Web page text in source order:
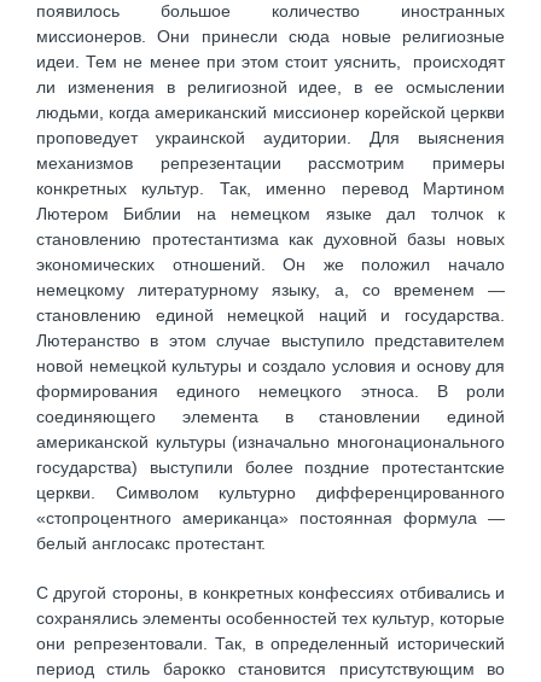
появилось большое количество иностранных
миссионеров. Они принесли сюда новые религиозные
идеи. Тем не менее при этом стоит уяснить, происходят
ли изменения в религиозной идее, в ее осмыслении
людьми, когда американский миссионер корейской церкви
проповедует украинской аудитории. Для выяснения
механизмов репрезентации рассмотрим примеры
конкретных культур. Так, именно перевод Мартином
Лютером Библии на немецком языке дал толчок к
становлению протестантизма как духовной базы новых
экономических отношений. Он же положил начало
немецкому литературному языку, а, со временем —
становлению единой немецкой наций и государства.
Лютеранство в этом случае выступило представителем
новой немецкой культуры и создало условия и основу для
формирования единого немецкого этноса. В роли
соединяющего элемента в становлении единой
американской культуры (изначально многонационального
государства) выступили более поздние протестантские
церкви. Символом культурно дифференцированного
«стопроцентного американца» постоянная формула —
белый англосакс протестант.
С другой стороны, в конкретных конфессиях отбивались и
сохранялись элементы особенностей тех культур, которые
они репрезентовали. Так, в определенный исторический
период стиль барокко становится присутствующим во